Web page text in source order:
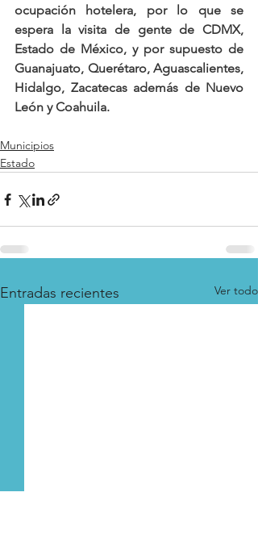
ocupación hotelera, por lo que se
espera la visita de gente de CDMX,
Estado de México, y por supuesto de
Guanajuato, Querétaro, Aguascalientes,
Hidalgo, Zacatecas además de Nuevo
León y Coahuila.
Municipios
Estado
Entradas recientes Ver todo